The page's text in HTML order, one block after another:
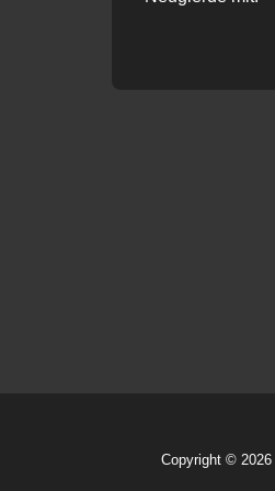
Copyright © 2026